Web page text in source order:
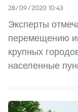
28/09/2020 10:43
Эксперты
перемещению
крупных
населенные